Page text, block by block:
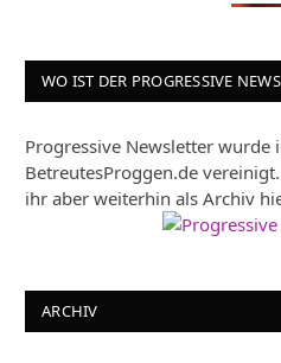
WO IST DER PROGRESSIVE
Progressive Newsletter wurde
BetreutesProggen.de
ihr aber weiterhin als Archiv
ARCHIV